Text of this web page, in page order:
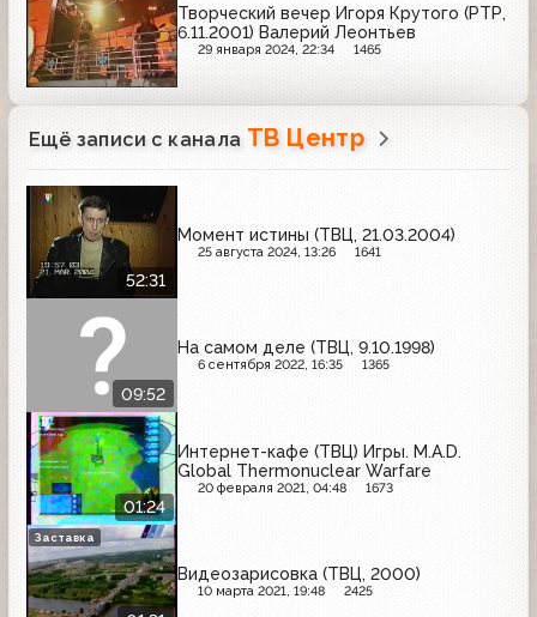
Творческий вечер Игоря Крутого (РТР,
6.11.2001) Валерий Леонтьев
29 января 2024, 22:34 1465
Ещё записи с канала ТВ Центр
52:31
Момент истины (ТВЦ, 21.03.2004)
25 августа 2024, 13:26 1641
09:52
На самом деле (ТВЦ, 9.10.1998)
6 сентября 2022, 16:35 1365
01:24
Интернет-кафе (ТВЦ) Игры. M.A.D.
Global Thermonuclear Warfare
20 февраля 2021, 04:48 1673
Видеозарисовка (ТВЦ, 2000)
10 марта 2021, 19:48 2425
Заставка